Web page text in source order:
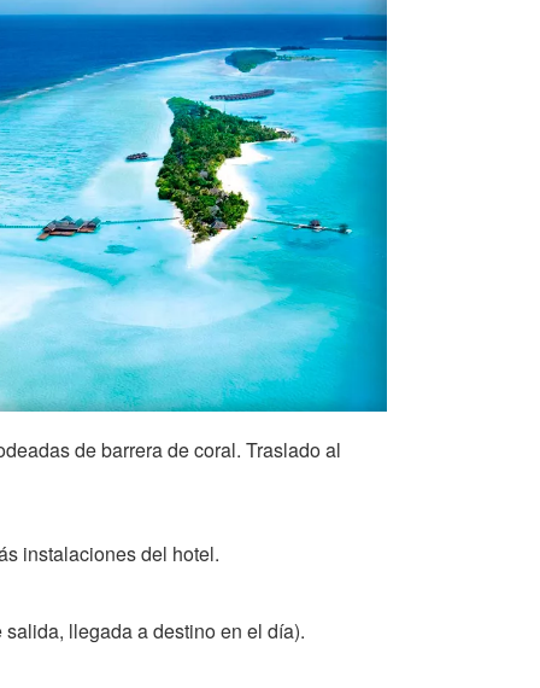
de barrera de coral. Traslado al
instalaciones del hotel.
llegada a destino en el día).